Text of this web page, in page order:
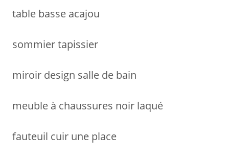
e
table basse acajou
sommier tapissier
miroir design salle de bain
meuble à chaussures noir laqué
fauteuil cuir une place